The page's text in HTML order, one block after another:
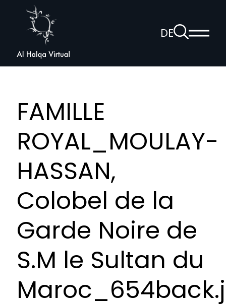
Halqa
DEZur
Suchseite
FAMILLE
ROYAL_MOULAY-
HASSAN,
Colobel de la
Garde Noire de
S.M le Sultan du